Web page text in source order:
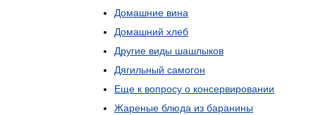
Домашние вина
Домашний хлеб
Другие виды шашлыков
Дягильный самогон
Еще к вопросу о консервировании
Жареные блюда из баранины